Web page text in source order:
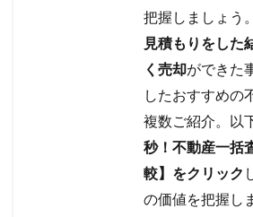
把握しましょう
見積もりをした
く売却ができた
したおすすめの
複数ご紹介。以
秒！不動産一括
較】をクリック
の価値を把握し